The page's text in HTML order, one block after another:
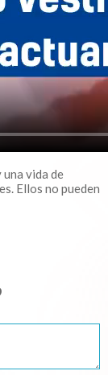
vida de
Ellos no pueden